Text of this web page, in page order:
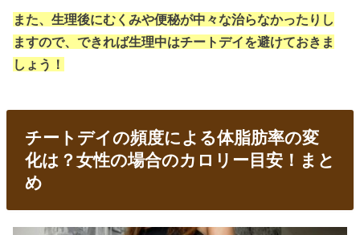
また、生理後にむくみや便秘が中々な治らなかったりし
ますので、できれば生理中はチートデイを避けておきま
しょう！
チートデイの頻度による体脂肪率の変
化は？女性の場合のカロリー目安！まと
め